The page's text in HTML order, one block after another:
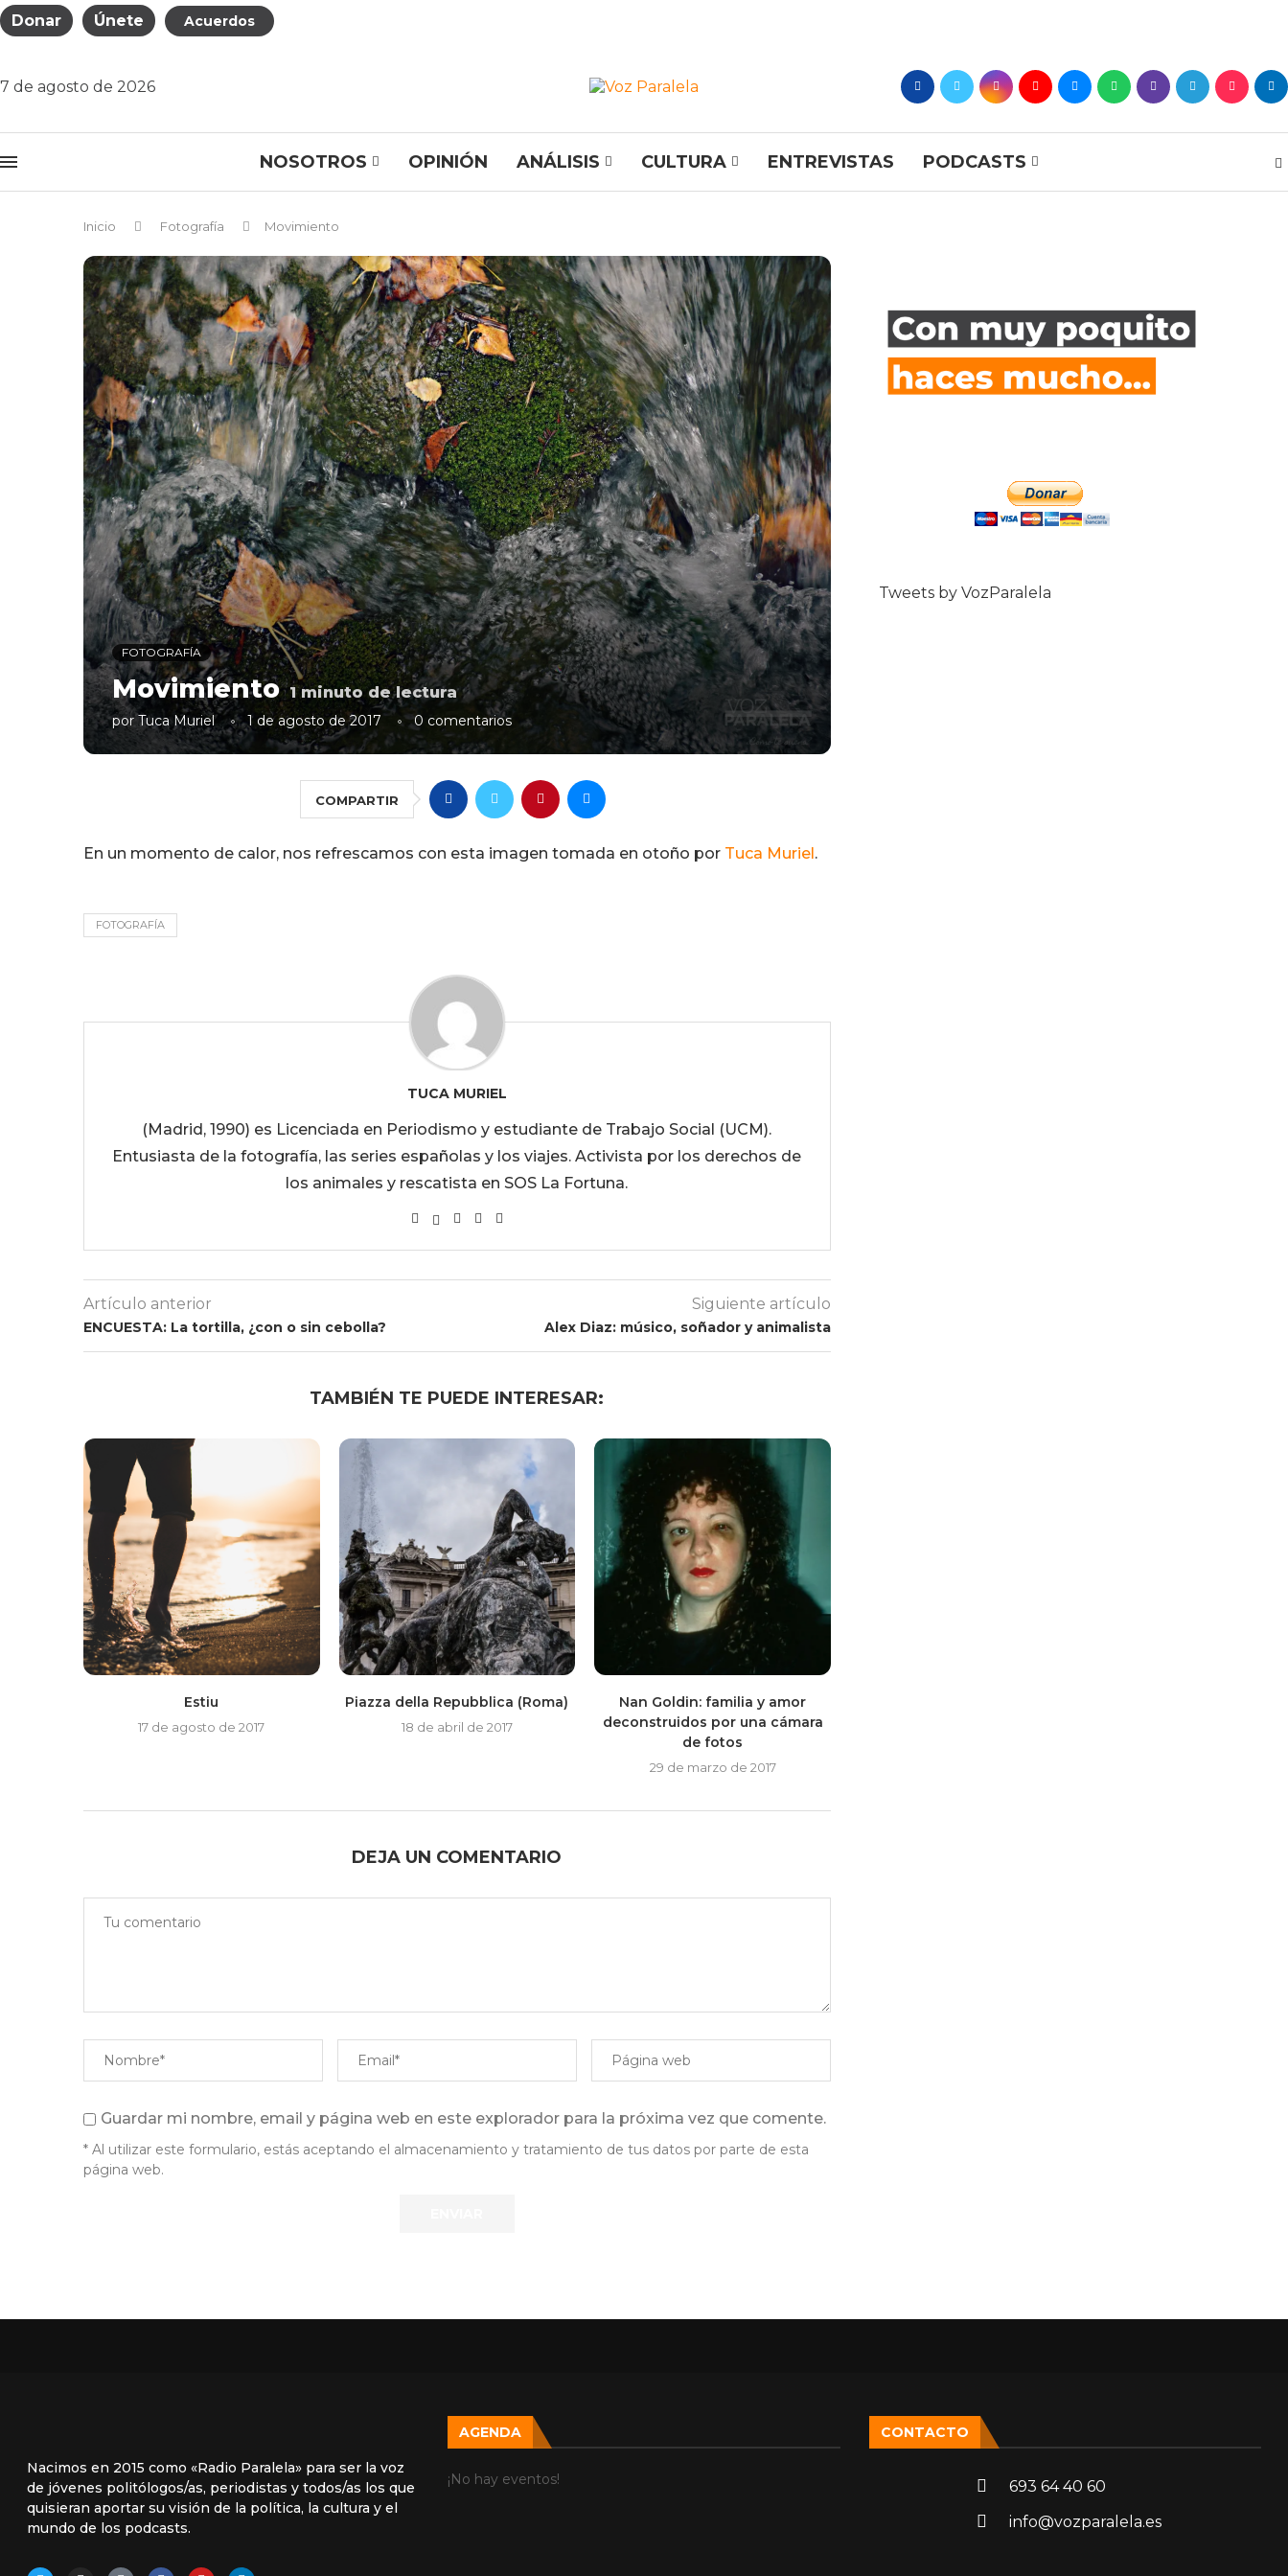
Donar Únete Acuerdos
7 de agosto de 2026
NOSOTROS OPINIÓN ANÁLISIS CULTURA ENTREVISTAS PODCASTS
Inicio Fotografía Movimiento
FOTOGRAFÍA
Movimiento 1minuto de lectura
por Tuca Muriel 1 de agosto de 2017 0 comentarios
COMPARTIR
En un momento de calor, nos refrescamos con esta imagen tomada en otoño por Tuca Muriel.
FOTOGRAFÍA
TUCA MURIEL
(Madrid, 1990) es Licenciada en Periodismo y estudiante de Trabajo Social (UCM).
Entusiasta de la fotografía, las series españolas y los viajes. Activista por los derechos de
los animales y rescatista en SOS La Fortuna.
Artículo anterior
ENCUESTA: La tortilla, ¿con o sin cebolla?
Siguiente artículo
Alex Diaz: músico, soñador y animalista
TAMBIÉN TE PUEDE INTERESAR:
Estiu
17 de agosto de 2017
Piazza della Repubblica (Roma)
18 de abril de 2017
Nan Goldin: familia y amor
deconstruidos por una cámara
de fotos
29 de marzo de 2017
DEJA UN COMENTARIO
Guardar mi nombre, email y página web en este explorador para la próxima vez que comente.
* Al utilizar este formulario, estás aceptando el almacenamiento y tratamiento de tus datos por parte de esta
página web.
Tweets by VozParalela
Nacimos en 2015 como «Radio Paralela» para ser la voz
de jóvenes politólogos/as, periodistas y todos/as los que
quisieran aportar su visión de la política, la cultura y el
mundo de los podcasts.
AGENDA
¡No hay eventos!
CONTACTO
693 64 40 60
info@vozparalela.es